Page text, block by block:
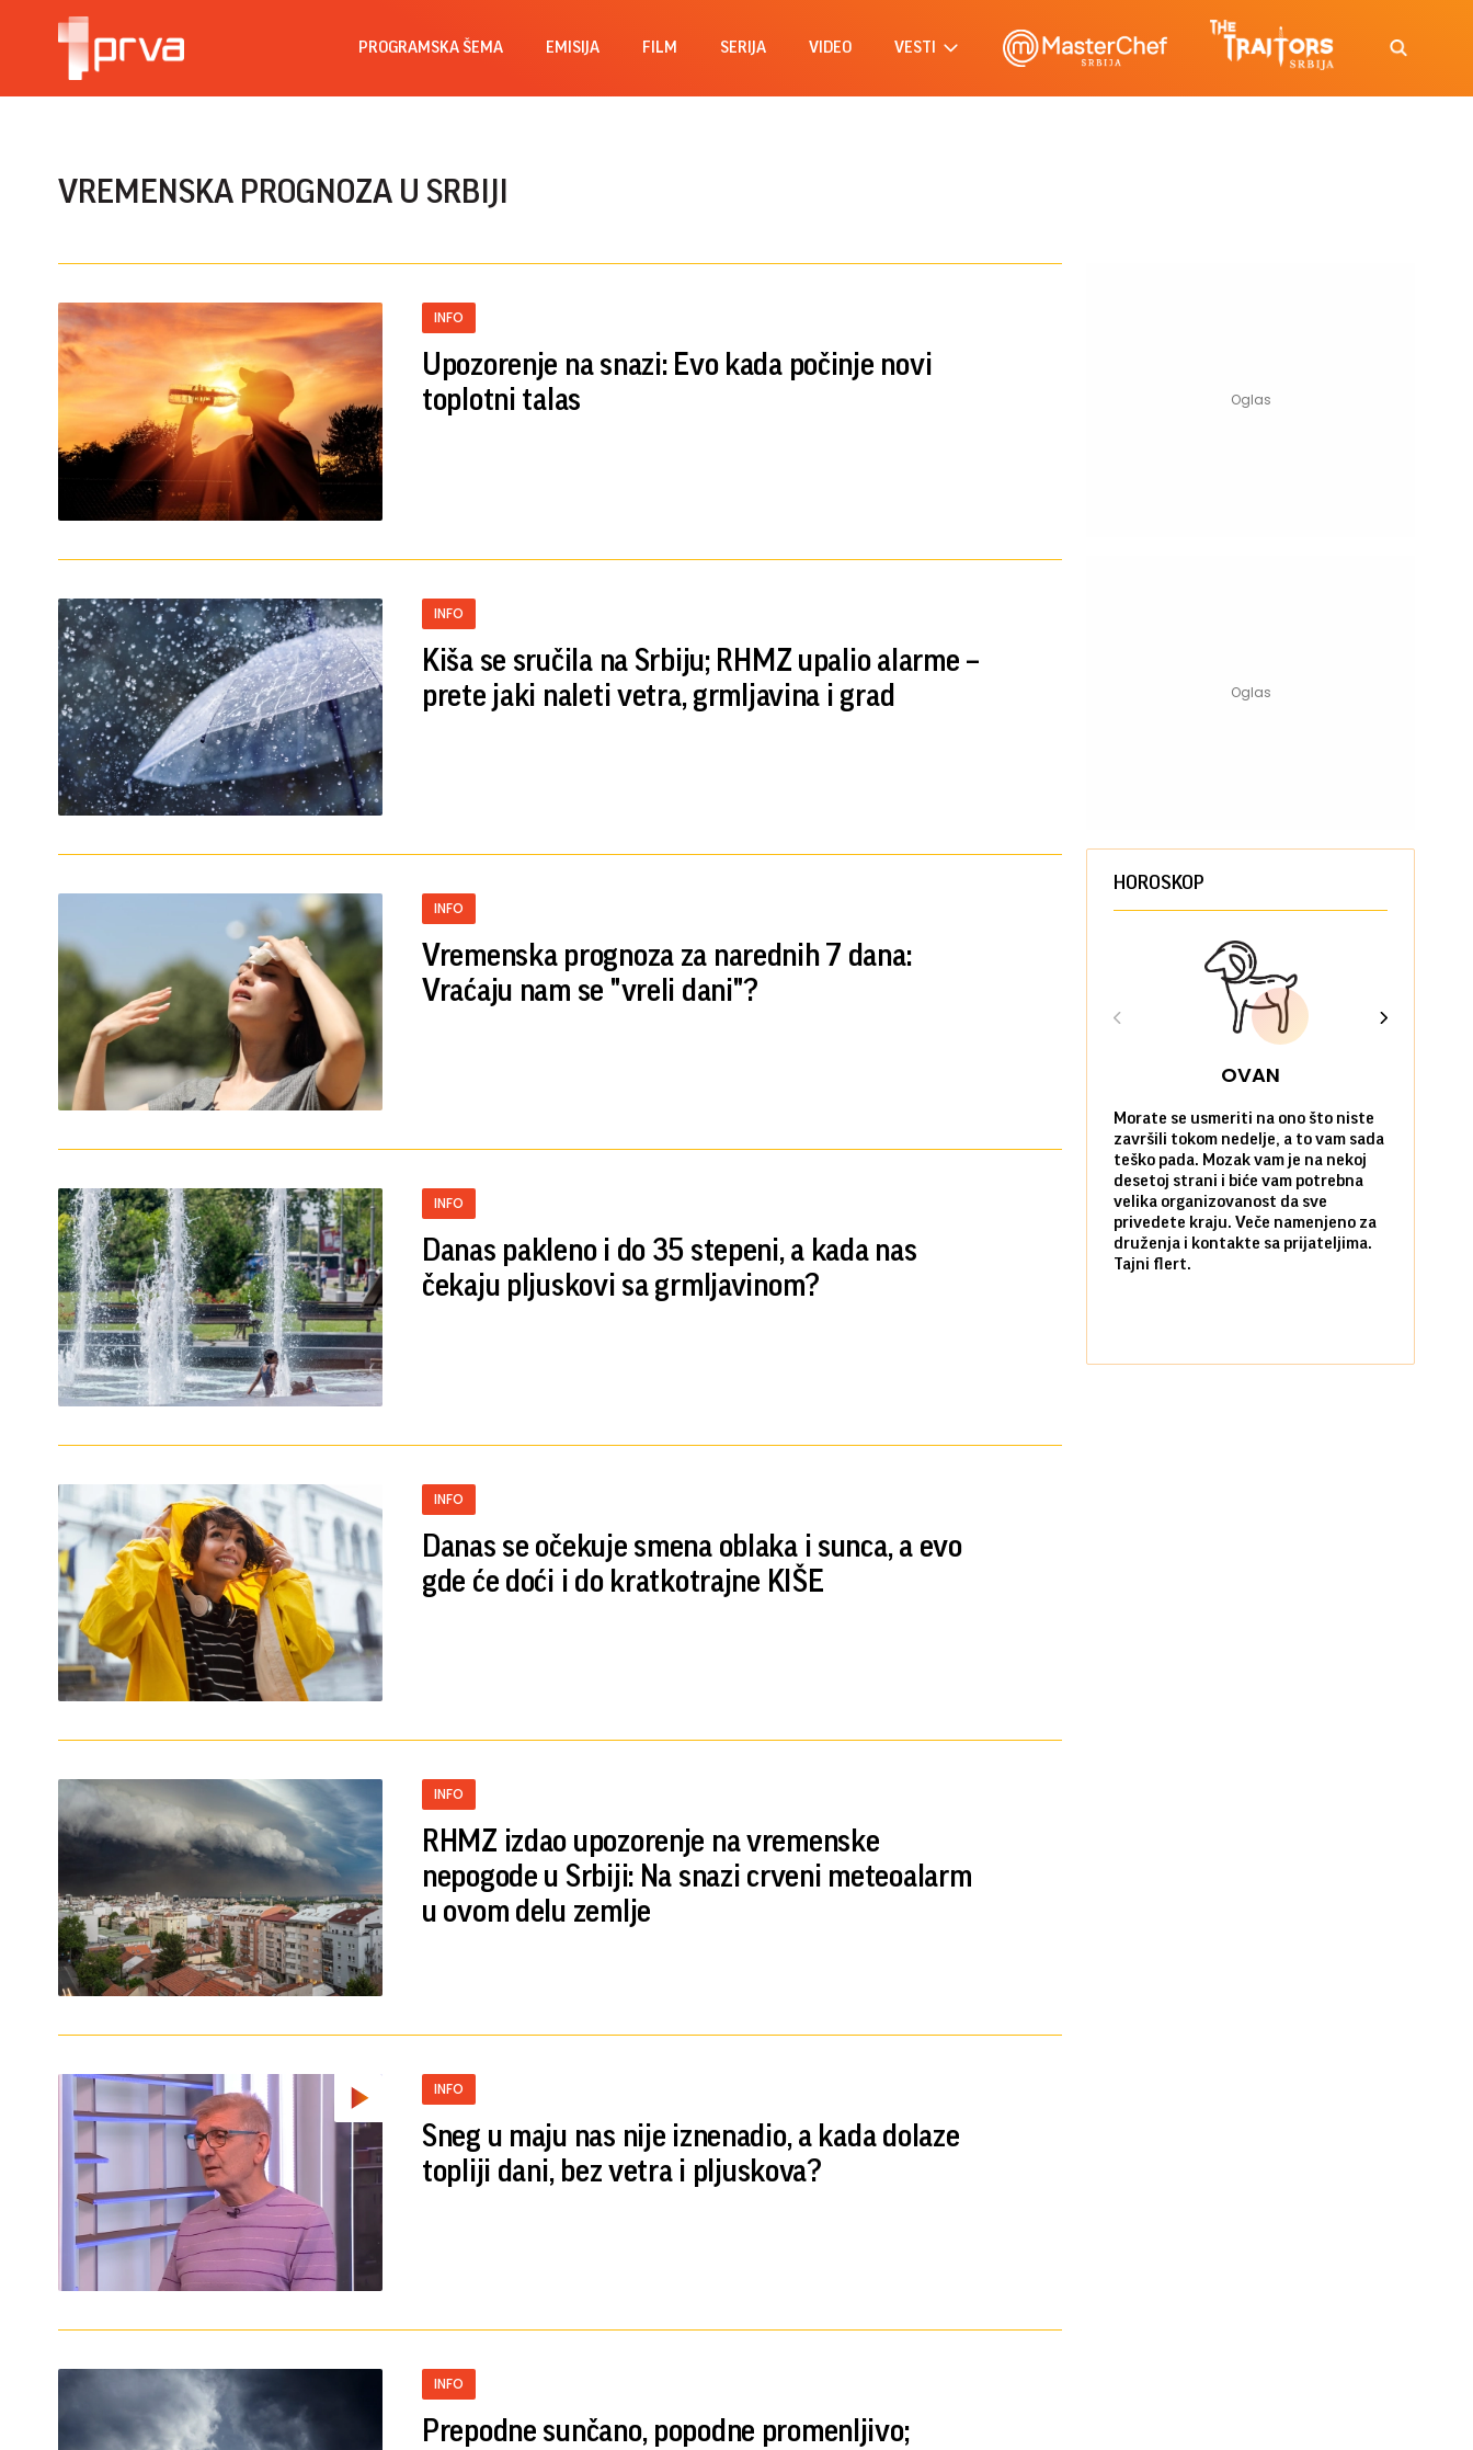
PROGRAMSKA ŠEMA EMISIJA FILM SERIJA VIDEO VESTI
VREMENSKA PROGNOZA U SRBIJI
INFO
Upozorenje na snazi: Evo kada počinje novi
toplotni talas
INFO
Kiša se sručila na Srbiju; RHMZ upalio alarme –
prete jaki naleti vetra, grmljavina i grad
INFO
Vremenska prognoza za narednih 7 dana:
Vraćaju nam se "vreli dani"?
INFO
Danas pakleno i do 35 stepeni, a kada nas
čekaju pljuskovi sa grmljavinom?
INFO
Danas se očekuje smena oblaka i sunca, a evo
gde će doći i do kratkotrajne KIŠE
INFO
RHMZ izdao upozorenje na vremenske
nepogode u Srbiji: Na snazi crveni meteoalarm
u ovom delu zemlje
INFO
Sneg u maju nas nije iznenadio, a kada dolaze
topliji dani, bez vetra i pljuskova?
INFO
Prepodne sunčano, popodne promenljivo;
HOROSKOP
OVAN
Morate se usmeriti na ono što niste
završili tokom nedelje, a to vam sada
teško pada. Mozak vam je na nekoj
desetoj strani i biće vam potrebna
velika organizovanost da sve
privedete kraju. Veče namenjeno za
druženja i kontakte sa prijateljima.
Tajni flert.